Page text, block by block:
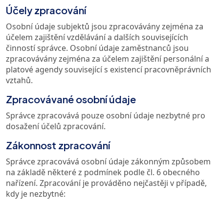
Účely zpracování
Osobní údaje subjektů jsou zpracovávány zejména za
účelem zajištění vzdělávání a dalších souvisejících
činností správce. Osobní údaje zaměstnanců jsou
zpracovávány zejména za účelem zajištění personální a
platové agendy související s existencí pracovněprávních
vztahů.
Zpracovávané osobní údaje
Správce zpracovává pouze osobní údaje nezbytné pro
dosažení účelů zpracování.
Zákonnost zpracování
Správce zpracovává osobní údaje zákonným způsobem
na základě některé z podmínek podle čl. 6 obecného
nařízení. Zpracování je prováděno nejčastěji v případě,
kdy je nezbytné: